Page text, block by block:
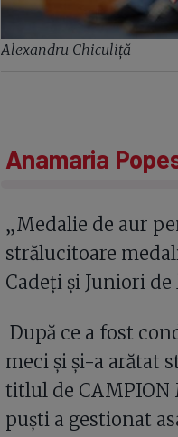
Alexandru Chiculiță
Anamaria
„Medalie de aur
strălucitoare
Cadeți și Juniori de
După ce a fost
meci și și-a arătat
titlul de CAMPION
puști a gestionat